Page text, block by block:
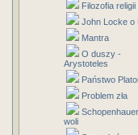
Filozofia religii
John Locke o
Mantra
O duszy -
Arystoteles
Państwo
Problem zła
woli